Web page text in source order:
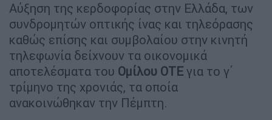
Αύξηση της κερδοφορίας στην Ελλάδα, των
συνδρομητών οπτικής ίνας και τηλεόρασης
καθώς επίσης και συμβολαίου στην κινητή
τηλεφωνία δείχνουν τα οικονομικά
αποτελέσματα του Ομίλου ΟΤΕ για το γ΄
τρίμηνο της χρονιάς, τα οποία
ανακοινώθηκαν την Πέμπτη.